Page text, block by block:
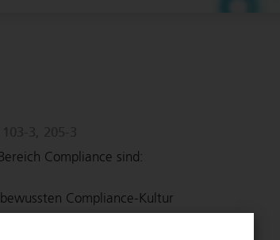
Compliance sind:
Compliance-Kultur